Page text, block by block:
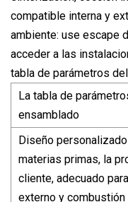
compatible interna y
ambiente: use escape
acceder a las
tabla de parámetros
La tabla de
ensamblado
Diseño
materias primas, la
cliente, adecuado
externo y combustión